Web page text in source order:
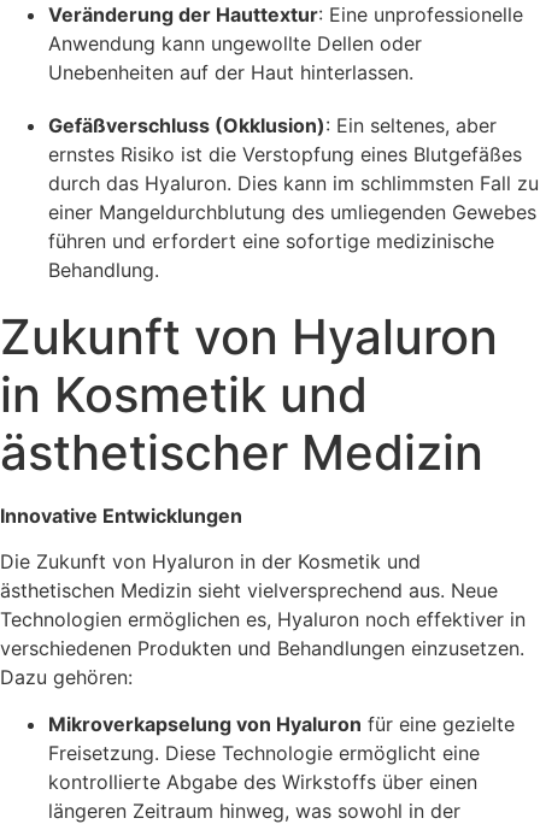
Veränderung der Hauttextur: Eine unprofessionelle
Anwendung kann ungewollte Dellen oder
Unebenheiten auf der Haut hinterlassen.
Gefäßverschluss (Okklusion): Ein seltenes, aber
ernstes Risiko ist die Verstopfung eines Blutgefäßes
durch das Hyaluron. Dies kann im schlimmsten Fall zu
einer Mangeldurchblutung des umliegenden Gewebes
führen und erfordert eine sofortige medizinische
Behandlung.
Zukunft von Hyaluron
in Kosmetik und
ästhetischer Medizin
Innovative Entwicklungen
Die Zukunft von Hyaluron in der Kosmetik und
ästhetischen Medizin sieht vielversprechend aus. Neue
Technologien ermöglichen es, Hyaluron noch effektiver in
verschiedenen Produkten und Behandlungen einzusetzen.
Dazu gehören:
Mikroverkapselung von Hyaluron für eine gezielte
Freisetzung. Diese Technologie ermöglicht eine
kontrollierte Abgabe des Wirkstoffs über einen
längeren Zeitraum hinweg, was sowohl in der